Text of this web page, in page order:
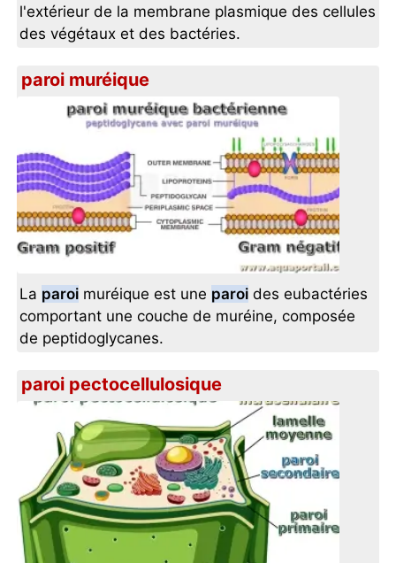
l'extérieur de la membrane plasmique des cellules
des végétaux et des bactéries.
paroi muréique
La paroi muréique est une paroi des eubactéries
comportant une couche de muréine, composée
de peptidoglycanes.
paroi pectocellulosique